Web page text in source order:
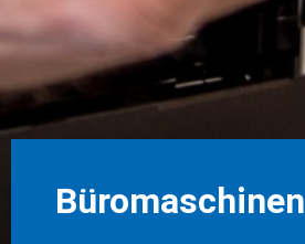
Büromaschinen